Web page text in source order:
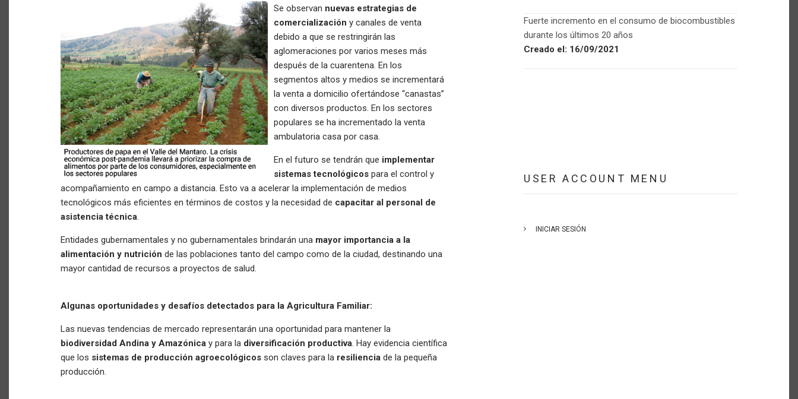
Se observan nuevas estrategias de
comercialización y canales de venta
debido a que se restringirán las
aglomeraciones por varios meses más
después de la cuarentena. En los
segmentos altos y medios se incrementará
la venta a domicilio ofertándose “canastas”
con diversos productos. En los sectores
populares se ha incrementado la venta
ambulatoria casa por casa.
En el futuro se tendrán que implementar
sistemas tecnológicos para el control y
acompañamiento en campo a distancia. Esto va a acelerar la implementación de medios
tecnológicos más eficientes en términos de costos y la necesidad de capacitar al personal de
asistencia técnica.
Entidades gubernamentales y no gubernamentales brindarán una mayor importancia a la
alimentación y nutrición de las poblaciones tanto del campo como de la ciudad, destinando una
mayor cantidad de recursos a proyectos de salud.
Algunas oportunidades y desafíos detectados para la Agricultura Familiar:
Las nuevas tendencias de mercado representarán una oportunidad para mantener la
biodiversidad Andina y Amazónica y para la diversificación productiva. Hay evidencia científica
que los sistemas de producción agroecológicos son claves para la resiliencia de la pequeña
producción.
Fuerte incremento en el consumo de biocombustibles
durante los últimos 20 años
Creado el: 16/09/2021
USER ACCOUNT MENU
INICIAR SESIÓN